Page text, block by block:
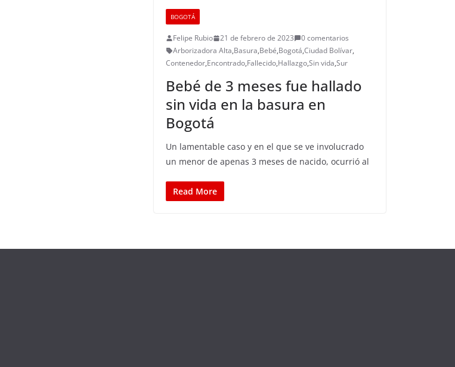
BOGOTÁ
Felipe Rubio 21 de febrero de 2023
0 comentarios
Arborizadora Alta,Basura,Bebé,Bogotá,Ciudad Bolívar,
Contenedor,Encontrado,Fallecido,Hallazgo,Sin vida,Sur
Bebé de 3 meses fue hallado
sin vida en la basura en
Bogotá
Un lamentable caso y en el que se ve involucrado
un menor de apenas 3 meses de nacido, ocurrió al
Read More